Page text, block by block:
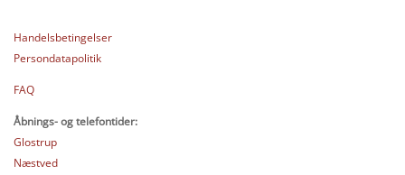
Handelsbetingelser
Persondatapolitik
FAQ
Åbnings- og telefontider:
Glostrup
Næstved